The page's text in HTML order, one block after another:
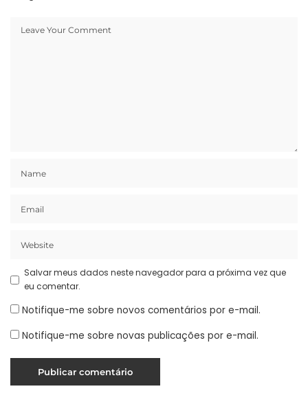
Salvar meus dados neste navegador para a próxima vez que
eu comentar.
Notifique-me sobre novos comentários por e-mail.
Notifique-me sobre novas publicações por e-mail.